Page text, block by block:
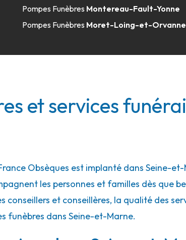
Pompes Funèbres Montereau-Fault-Yonne
Pompes Funèbres Moret-Loing-et-Orvanne
et services
Obsèques est implanté dans Seine-
les personnes et familles dès que
conseillers et conseillères, la qualité des
funèbres dans Seine-et-Marne.